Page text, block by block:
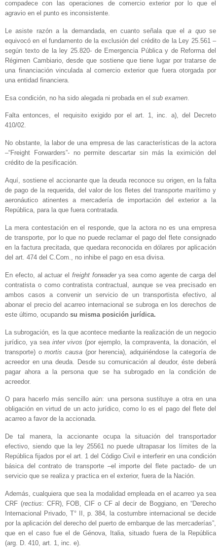
compadece con las operaciones de comercio exterior por lo que el
agravio en el punto es inconsistente.
Le asiste razón a la demandada, en cuanto señala que ela quose
equivocó en el fundamento de la exclusión del crédito de la Ley 25.561 –
según texto de la ley 25.820- de Emergencia Pública y de Reforma del
Régimen Cambiario, desde que sostiene que tiene lugar por tratarse de
una financiación vinculada al comercio exterior que fuera otorgada por
una entidad financiera.
Esa condición, no ha sido alegada ni probada en el sub examen
Falta entonces, el requisito exigido por el art. 1, inc. a), del Decreto
410/02.
No obstante, la labor de una empresa de las características de la actora
–“Freight Forwarders”- no permite descartar sin más la eximición del
crédito de la pesificación.
Aquí, sostiene el accionante que la deuda reconoce su origen, en la falta
de pago de la requerida, del valor de los fletes del transporte marítimo y
aeronáutico atinentes a mercadería de importación del exterior a la
República, para la que fuera contratada.
La mera contestación en el responde, que la actora no es una empresa
de transporte, por lo que no puede reclamar el pago del flete consignado
en la factura precitada, que quedara reconocida en dólares por aplicación
del art. 474 del C.Com., no inhibe el pago en esa divisa.
En efecto, al actuar el freight forwaderya sea como agente de carga del
contratista o como contratista contractual, aunque se vea precisado en
ambos casos a convenir un servicio de un transportista efectivo, al
abonar el precio del acarreo internacional se subroga en los derechos de
este último, ocupando su misma posición jurídica.
La subrogación es la que acontece mediante la realización de un negocio
jurídico, ya sea inter vivos (por ejemplo, la compraventa, la donación, el
transporte) omortis causa (por herencia), adquiriéndose la categoría de
acreedor en una deuda. Desde su comunicación al deudor, éste deberá
pagar ahora a la persona que se ha subrogado en la condición de
acreedor.
O para hacerlo más sencillo aún: una persona sustituye a otra en una
obligación en virtud de un acto jurídico, como lo es el pago del flete del
acarreo a favor de la accionada.
De tal manera, la accionante ocupa la situación del transportador
efectivo, siendo que la ley 25561 no puede ultrapasar los límites de la
República fijados por el art. 1 del Código Civil e interferir en una condición
básica del contrato de transporte –el importe del flete pactado- de un
servicio que se realiza y practica en el exterior, fuera de la Nación.
Además, cualquiera que sea la modalidad empleada en el acarreo ya sea
CRF (rectius: CFR), FOB, CIF o CF al decir de Boggiano, en “Derecho
Internacional Privado, T° II, p. 384, la costumbre internacional se decide
por la aplicación del derecho del puerto de embarque de las mercaderías”,
que en el caso fue el de Génova, Italia, situado fuera de la República
(arg. D. 410, art. 1, inc. e).